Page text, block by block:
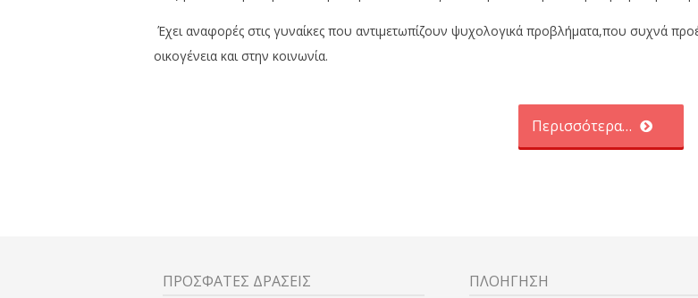
Έχει αναφορές στις γυναίκες που αντιμετωπίζουν ψυχολογικά προβλήματα,που συχνά
οικογένεια και στην κοινωνία.
Περισσότερα…
ΠΡΟΣΦΑΤΕΣ ΔΡΑΣΕΙΣ ΠΛΟΗΓΗΣΗ